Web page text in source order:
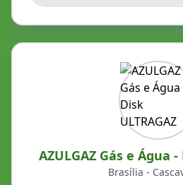
AZULGAZ Gás e Água -
Brasília -